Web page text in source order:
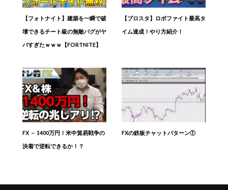
【フォトナイト】建築を一瞬で破
壊できるチート級の無敵バグがヤ
バすぎたｗｗｗ【FORTNITE】
【ブロスタ】ロボファイト最高タ
イム達成！やり方紹介！
FX － 1400万円！米中貿易戦争の
決着で逆転できるか！？
FXの鉄板チャットパターン①